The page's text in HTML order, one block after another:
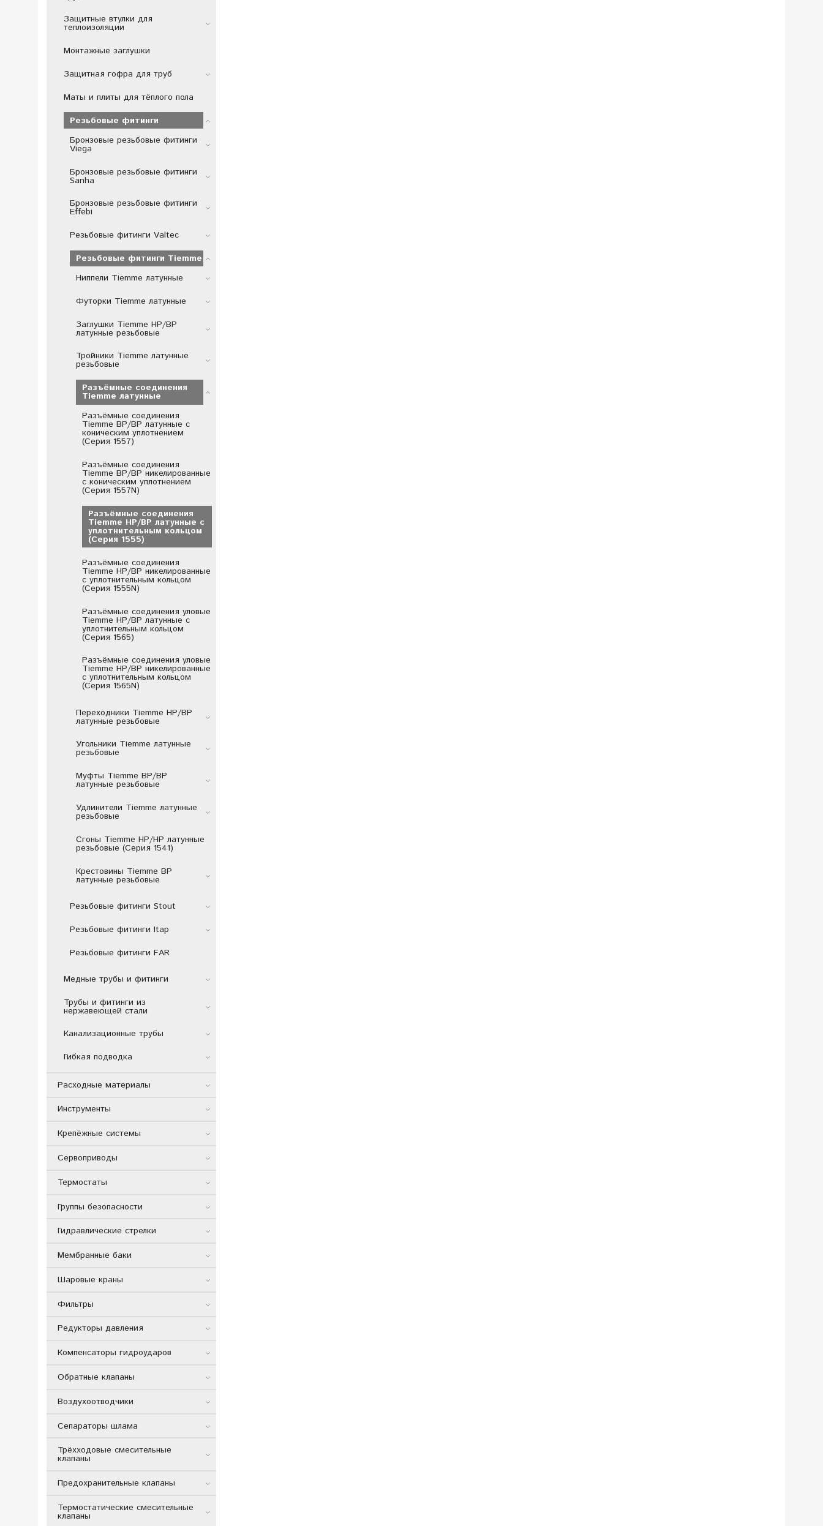
Защитные втулки для
теплоизоляции
Монтажные заглушки
Защитная гофра для труб
Маты и плиты для тёплого пола
Резьбовые фитинги
Бронзовые резьбовые фитинги
Viega
Бронзовые резьбовые фитинги
Sanha
Бронзовые резьбовые фитинги
Effebi
Резьбовые фитинги Valtec
Резьбовые фитинги Tiemme
Ниппели Tiemme латунные
Футорки Tiemme латунные
Заглушки Tiemme НР/ВР
латунные резьбовые
Тройники Tiemme латунные
резьбовые
Разъёмные соединения
Tiemme латунные
Разъёмные соединения
Tiemme ВР/ВР латунные с
коническим уплотнением
(Серия 1557)
Разъёмные соединения
Tiemme ВР/ВР никелированные
с коническим уплотнением
(Серия 1557N)
Разъёмные соединения
Tiemme НР/ВР латунные с
уплотнительным кольцом
(Серия 1555)
Разъёмные соединения
Tiemme НР/ВР никелированные
с уплотнительным кольцом
(Серия 1555N)
Разъёмные соединения уловые
Tiemme НР/ВР латунные с
уплотнительным кольцом
(Серия 1565)
Разъёмные соединения уловые
Tiemme НР/ВР никелированные
с уплотнительным кольцом
(Серия 1565N)
Переходники Tiemme НР/ВР
латунные резьбовые
Угольники Tiemme латунные
резьбовые
Муфты Tiemme ВР/ВР
латунные резьбовые
Удлинители Tiemme латунные
резьбовые
Сгоны Tiemme НР/НР латунные
резьбовые (Серия 1541)
Крестовины Tiemme ВР
латунные резьбовые
Резьбовые фитинги Stout
Резьбовые фитинги Itap
Резьбовые фитинги FAR
Медные трубы и фитинги
Трубы и фитинги из
нержавеющей стали
Канализационные трубы
Гибкая подводка
Расходные материалы
Инструменты
Крепёжные системы
Сервоприводы
Термостаты
Группы безопасности
Гидравлические стрелки
Мембранные баки
Шаровые краны
Фильтры
Редукторы давления
Компенсаторы гидроударов
Обратные клапаны
Воздухоотводчики
Сепараторы шлама
Трёхходовые смесительные
клапаны
Предохранительные клапаны
Термостатические смесительные
клапаны